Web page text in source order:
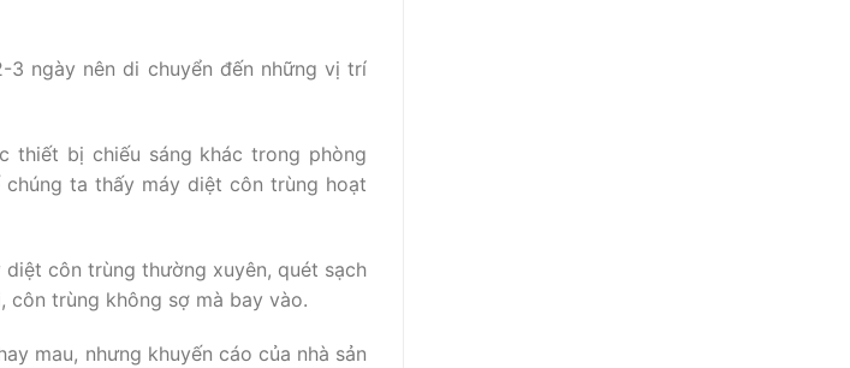
ngày nên di chuyển đến những vị trí
thiết bị chiếu sáng khác trong phòng
ta thấy máy diệt côn trùng hoạt
côn trùng thường xuyên, quét sạch
trùng không sợ mà bay vào.
mau, nhưng khuyến cáo của nhà sản